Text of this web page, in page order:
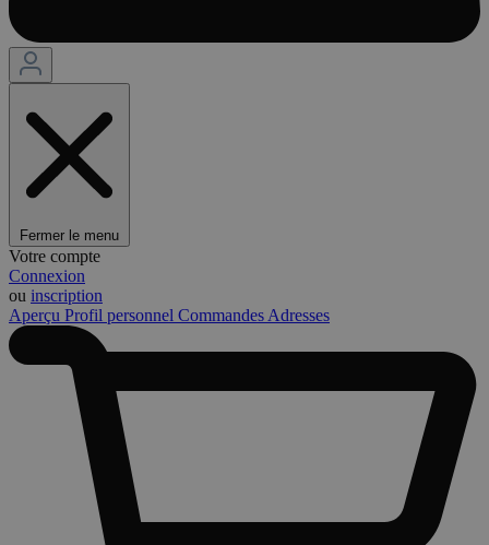
Fermer le menu
Votre compte
Connexion
ou inscription
Aperçu Profil personnel Commandes Adresses